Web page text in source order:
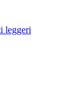
leggeri